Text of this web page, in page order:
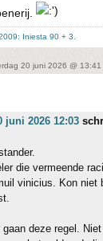
Iniesta 90 + 3.
20 juni 2026 @ 13:41
juni 2026 12:03
die vermeende
vinicius. Kon niet
deze regel.